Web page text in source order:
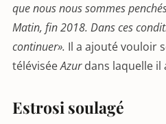
que nous nous sommes
Matin, fin 2018. Dans ces
continuer». Il a ajouté vouloir
téléviséeAzurdans laquelle il
Estrosi soulagé